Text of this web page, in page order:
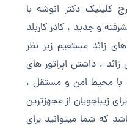
کلینیک دکتر انوشه با
و جدید ، کادر کاربلد
زائد مستقیم زیر نظر
، داشتن اپراتور های
با محیط امن و مستقل ،
زیباجویان از مجهزترین
که شما میتوانید برای